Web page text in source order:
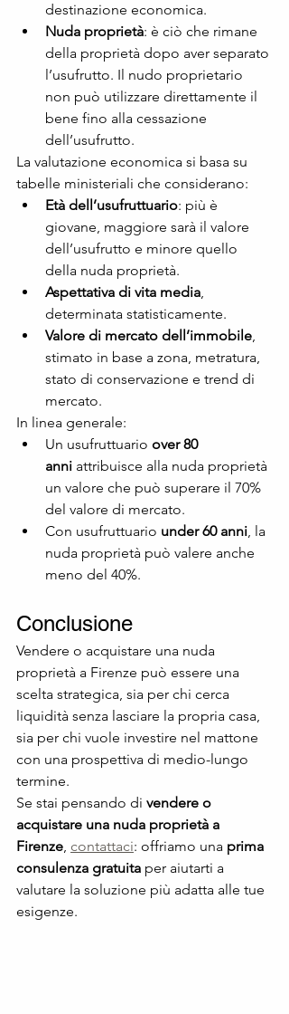
destinazione economica.
Nuda proprietà: è ciò che rimane
della proprietà dopo aver separato
l’usufrutto. Il nudo proprietario
non può utilizzare direttamente il
bene fino alla cessazione
dell’usufrutto.
La valutazione economica si basa su
tabelle ministeriali che considerano:
Età dell’usufruttuario: più è
giovane, maggiore sarà il valore
dell’usufrutto e minore quello
della nuda proprietà.
Aspettativa di vita media,
determinata statisticamente.
Valore di mercato dell’immobile,
stimato in base a zona, metratura,
stato di conservazione e trend di
mercato.
In linea generale:
Un usufruttuario over 80
anni attribuisce alla nuda proprietà
un valore che può superare il 70%
del valore di mercato.
Con usufruttuario under 60 anni, la
nuda proprietà può valere anche
meno del 40%.
Conclusione
Vendere o acquistare una nuda
proprietà a Firenze può essere una
scelta strategica, sia per chi cerca
liquidità senza lasciare la propria casa,
sia per chi vuole investire nel mattone
con una prospettiva di medio-lungo
termine.
Se stai pensando di vendere o
acquistare una nuda proprietà a
Firenze, contattaci: offriamo una prima
consulenza gratuita per aiutarti a
valutare la soluzione più adatta alle tue
esigenze.